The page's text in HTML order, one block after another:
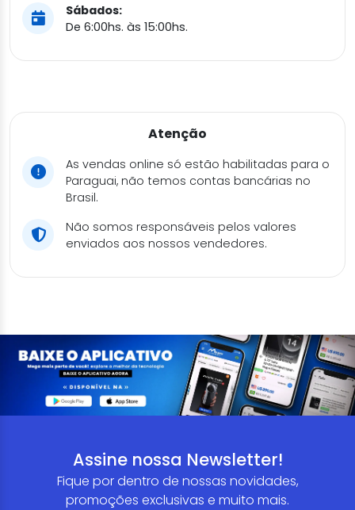
Sábados:
De 6:00hs. às 15:00hs.
Atenção
As vendas online só estão habilitadas para o
Paraguai, não temos contas bancárias no
Brasil.
Não somos responsáveis pelos valores
enviados aos nossos vendedores.
Assine nossa Newsletter!
Fique por dentro de nossas novidades,
promoções exclusivas e muito mais.